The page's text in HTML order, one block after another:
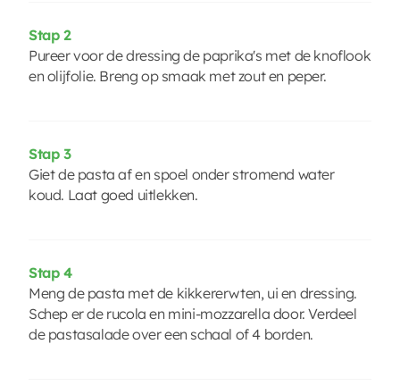
Stap 2
Pureer voor de dressing de paprika's met de knoflook
en olijfolie. Breng op smaak met zout en peper.
Stap 3
Giet de pasta af en spoel onder stromend water
koud. Laat goed uitlekken.
Stap 4
Meng de pasta met de kikkererwten, ui en dressing.
Schep er de rucola en mini-mozzarella door. Verdeel
de pastasalade over een schaal of 4 borden.